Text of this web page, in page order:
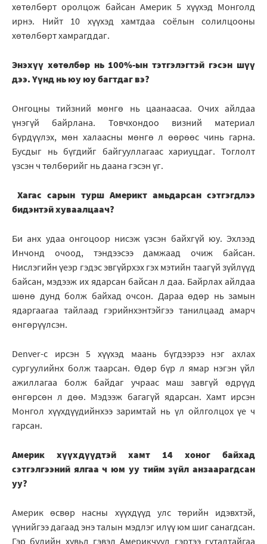
хөтөлбөрт оролцож байсан Америк 5 хүүхэд Монголд
ирнэ. Нийт 10 хүүхэд хамтдаа соёлын солилцооны
хөтөлбөрт хамрагддаг.
Энэхүү хөтөлбөр нь 100%-ын тэтгэлэгтэй гэсэн шүү
дээ. Үүнд нь юу юу багтдаг вэ?
Онгоцны тийзний мөнгө нь цаанаасаа. Очих айлдаа
үнэгүй байрлана. Товчхондоо визний материал
бүрдүүлэх, мөн халаасны мөнгө л өөрөөс чинь гарна.
Бусдыг нь бүгдийг байгууллагаас хариуцдаг. Тоглолт
үзсэн ч төлбөрийг нь даана гэсэн үг.
Хагас сарын турш Америкт амьдарсан сэтгэгдлээ
бидэнтэй хуваалцаач?
Би анх удаа онгоцоор нисэж үзсэн байхгүй юу. Эхлээд
Инчонд очоод, тэндээсээ дамжаад очиж байсан.
Нислэгийн үеэр гэдэс эвгүйрхэх гэх мэтийн таагүй зүйлүүд
байсан, мэдээж их ядарсан байсан л даа. Байрлах айлдаа
шөнө дунд болж байхад очсон. Дараа өдөр нь замын
ядаргаагаа тайлаад гэрийнхэнтэйгээ танилцаад амарч
өнгөрүүлсэн.
Denver-с ирсэн 5 хүүхэд маань бүгдээрээ нэг ахлах
сургуулийнх болж таарсан. Өдөр бүр л ямар нэгэн үйл
ажиллагаа болж байдаг учраас маш завгүй өдрүүд
өнгөрсөн л дөө. Мэдээж багагүй ядарсан. Хамт ирсэн
Монгол хүүхдүүдийнхээ заримтай нь үл ойлголцох үе ч
гарсан.
Америк хүүхдүүдтэй хамт 14 хоног байхад
сэтгэлгээний ялгаа ч юм уу тийм зүйл анзаарагдсан
уу?
Америк өсвөр насны хүүхдүүд улс төрийн идэвхтэй,
үүнийгээ дагаад энэ талын мэдлэг илүү юм шиг санагдсан.
Гэр бүлийн хувьд гэвэл Америкчууд гэртээ гуталтайгаа